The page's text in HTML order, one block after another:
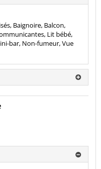
Baignoire, Balcon,
Lit bébé,
bar, Non-fumeur, Vue